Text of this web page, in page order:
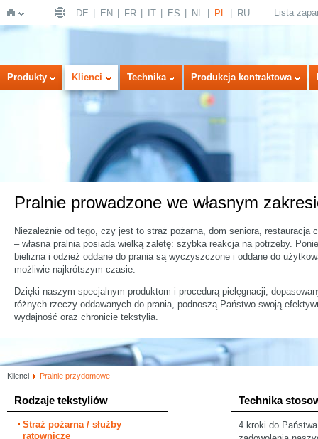
Strona
DE EN FR IT ES NL PL RU Lista
Produkty Klienci Technika Produkcja kontraktowa
Pralnie prowadzone we własnym
Niezależnie od tego, czy jest to straż pożarna, dom seniora, restauracja
– własna pralnia posiada wielką zaletę: szybka reakcja na potrzeby.
bielizna i odzież oddane do prania są wyczyszczone i oddane do
możliwie najkrótszym czasie.
Dzięki naszym specjalnym produktom i procedurą pielęgnacji,
różnych rzeczy oddawanych do prania, podnoszą Państwo swoją
wydajność oraz chronicie tekstylia.
Klienci Pralnie przydomowe
Rodzaje tekstyliów
Straż pożarna / służby
ratownicze
Technika
4 kroki do